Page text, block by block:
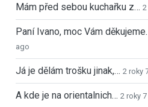
Mám před sebou kuchařku z…
Paní Ivano, moc Vám
ago
Já je dělám trošku jinak,… 2 roky
A kde je na orientalnich… 2 roky